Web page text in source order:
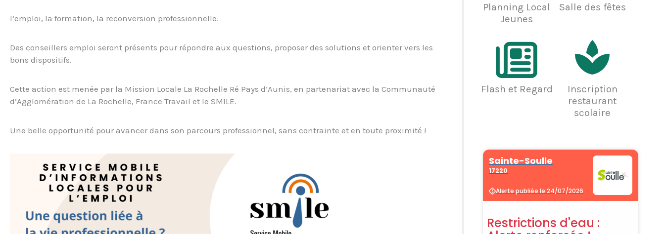
l’emploi, la formation, la reconversion professionnelle.
Des conseillers emploi seront présents pour répondre aux questions, proposer des solutions et orienter vers les
bons dispositifs.
Cette action est menée par la Mission Locale La Rochelle Ré Pays d’Aunis, en partenariat avec la Communauté
d’Agglomération de La Rochelle, France Travail et le SMILE.
Une belle opportunité pour avancer dans son parcours professionnel, sans contrainte et en toute proximité !
Planning Local
Jeunes
Salle des fêtes
Flash et Regard
Inscription
restaurant
scolaire